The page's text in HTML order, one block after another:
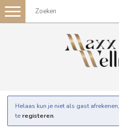
Toggle
navigation
Helaas kun je niet als gast
te registeren.